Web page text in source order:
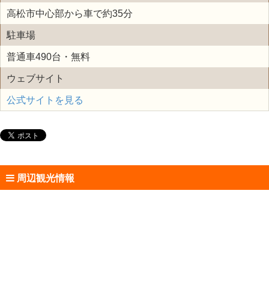
高松市中心部から車で約35分
駐車場
普通車490台・無料
ウェブサイト
公式サイトを見る
周辺観光情報